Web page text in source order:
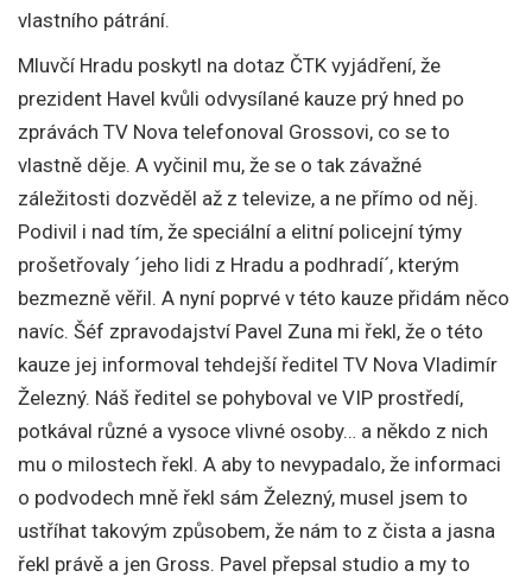
vlastního pátrání.
Mluvčí Hradu poskytl na dotaz ČTK vyjádření, že
prezident Havel kvůli odvysílané kauze prý hned po
zprávách TV Nova telefonoval Grossovi, co se to
vlastně děje. A vyčinil mu, že se o tak závažné
záležitosti dozvěděl až z televize, a ne přímo od něj.
Podivil i nad tím, že speciální a elitní policejní týmy
prošetřovaly ´jeho lidi z Hradu a podhradí´, kterým
bezmezně věřil. A nyní poprvé v této kauze přidám něco
navíc. Šéf zpravodajství Pavel Zuna mi řekl, že o této
kauze jej informoval tehdejší ředitel TV Nova Vladimír
Železný. Náš ředitel se pohyboval ve VIP prostředí,
potkával různé a vysoce vlivné osoby… a někdo z nich
mu o milostech řekl. A aby to nevypadalo, že informaci
o podvodech mně řekl sám Železný, musel jsem to
ustříhat takovým způsobem, že nám to z čista a jasna
řekl právě a jen Gross. Pavel přepsal studio a my to